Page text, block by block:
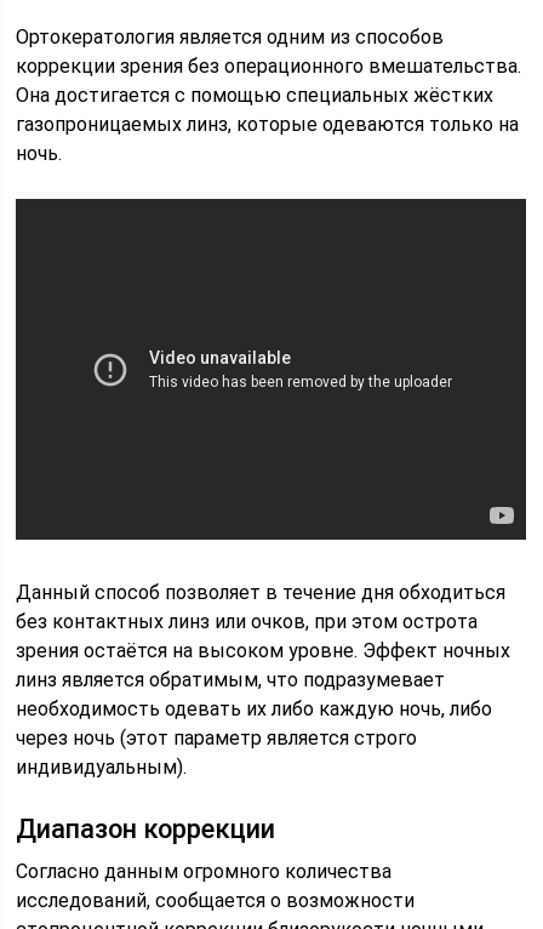
Ортокератология является одним из способов
коррекции зрения без операционного вмешательства.
Она достигается с помощью специальных жёстких
газопроницаемых линз, которые одеваются только на
ночь.
Данный способ позволяет в течение дня обходиться
без контактных линз или очков, при этом острота
зрения остаётся на высоком уровне. Эффект ночных
линз является обратимым, что подразумевает
необходимость одевать их либо каждую ночь, либо
через ночь (этот параметр является строго
индивидуальным).
Диапазон коррекции
Согласно данным огромного количества
исследований, сообщается о возможности